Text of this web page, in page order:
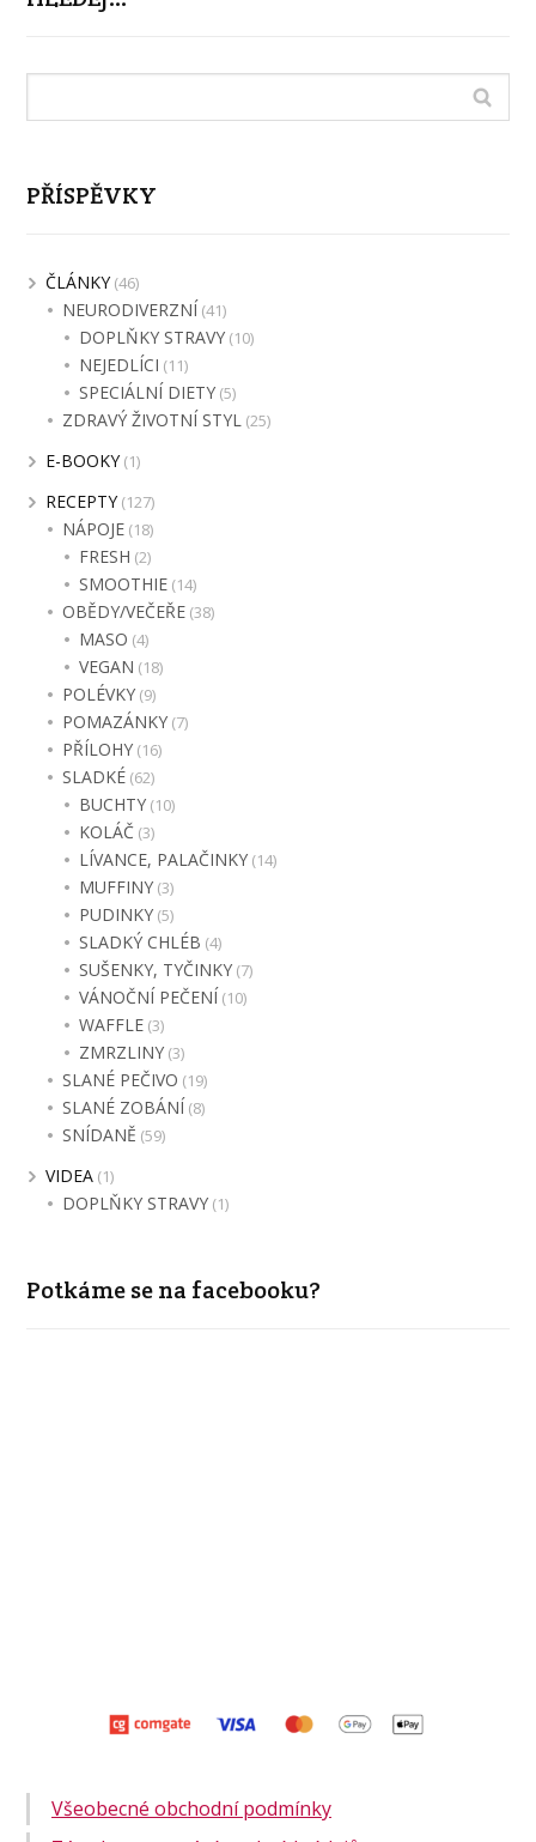
PŘÍSPĚVKY
ČLÁNKY(46)
NEURODIVERZNÍ (41)
DOPLŇKY STRAVY (10)
NEJEDLÍCI (11)
SPECIÁLNÍ DIETY (5)
ZDRAVÝ ŽIVOTNÍ STYL (25)
E-BOOKY(1)
RECEPTY(127)
NÁPOJE (18)
FRESH (2)
SMOOTHIE (14)
OBĚDY/VEČEŘE (38)
MASO (4)
VEGAN (18)
POLÉVKY (9)
POMAZÁNKY (7)
PŘÍLOHY (16)
SLADKÉ (62)
BUCHTY (10)
KOLÁČ (3)
LÍVANCE, PALAČINKY (14)
MUFFINY (3)
PUDINKY (5)
SLADKÝ CHLÉB (4)
SUŠENKY, TYČINKY (7)
VÁNOČNÍ PEČENÍ (10)
WAFFLE (3)
ZMRZLINY (3)
SLANÉ PEČIVO (19)
SLANÉ ZOBÁNÍ (8)
SNÍDANĚ (59)
VIDEA (1)
DOPLŇKY STRAVY (1)
Potkáme se na facebooku?
Všeobecné obchodní podmínky